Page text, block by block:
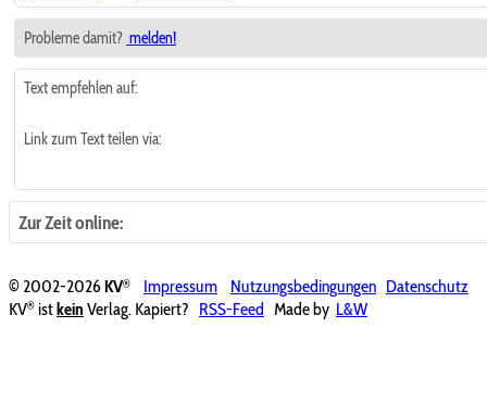
Probleme damit? melden!
Text empfehlen auf:
Link zum Text teilen via:
Zur Zeit online:
© 2002-2026KV® Impressum Nutzungsbedingungen Datenschutz
KV® ist kein Verlag. Kapiert? RSS-Feed Made by L&W